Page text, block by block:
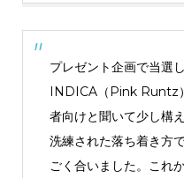
プレゼント企画で当選
INDICA（Pink Runtz
者向けと聞いて少し構
洗練された落ち着き方
ごく合いました。これ